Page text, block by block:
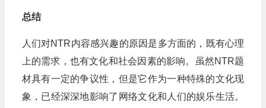
总结
人们对NTR内容感兴趣的原因是多方面的，既有心理
上的需求，也有文化和社会因素的影响。虽然NTR题
材具有一定的争议性，但是它作为一种特殊的文化现
象，已经深深地影响了网络文化和人们的娱乐生活。